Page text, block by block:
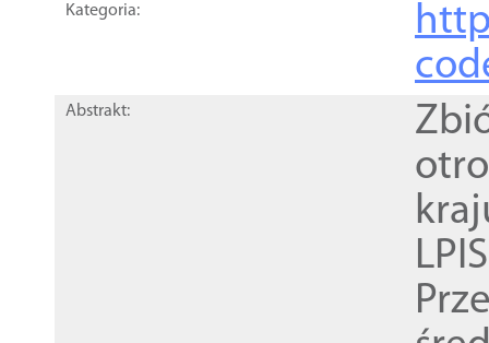
Kategoria:
Abstrakt: